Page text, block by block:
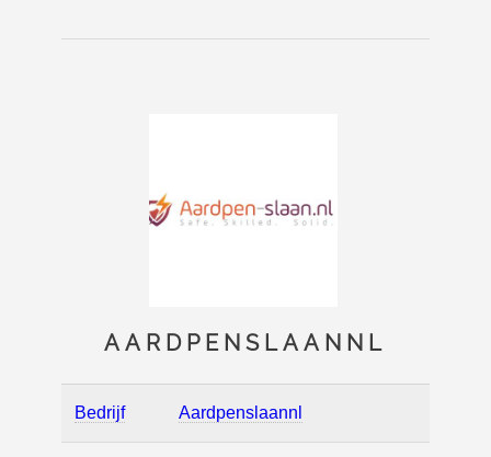
AARDPENSLAANNL
Bedrijf Aardpenslaannl